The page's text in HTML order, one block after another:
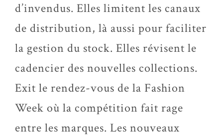
d’invendus. Elles limitent les canaux
de distribution, là aussi pour faciliter
la gestion du stock. Elles révisent le
cadencier des nouvelles collections.
Exit le rendez-vous de la Fashion
Week où la compétition fait rage
entre les marques. Les nouveaux